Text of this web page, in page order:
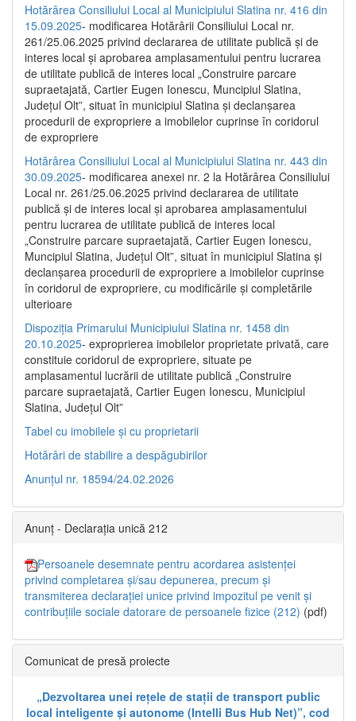
Hotărârea Consiliului Local al Municipiului Slatina nr. 416 din
15.09.2025- modificarea Hotărârii Consiliului Local nr.
261/25.06.2025 privind declararea de utilitate publică și de
interes local și aprobarea amplasamentului pentru lucrarea
de utilitate publică de interes local „Construire parcare
supraetajată, Cartier Eugen Ionescu, Muncipiul Slatina,
Județul Olt”, situat în municipiul Slatina și declanșarea
procedurii de expropriere a imobilelor cuprinse în coridorul
de expropriere
Hotărârea Consiliului Local al Municipiului Slatina nr. 443 din
30.09.2025- modificarea anexei nr. 2 la Hotărârea Consiliului
Local nr. 261/25.06.2025 privind declararea de utilitate
publică şi de interes local şi aprobarea amplasamentului
pentru lucrarea de utilitate publică de interes local
„Construire parcare supraetajată, Cartier Eugen Ionescu,
Muncipiul Slatina, Judeţul Olt”, situat în municipiul Slatina şi
declanşarea procedurii de expropriere a imobilelor cuprinse
în coridorul de expropriere, cu modificările şi completările
ulterioare
Dispoziția Primarului Municipiului Slatina nr. 1458 din
20.10.2025- exproprierea imobilelor proprietate privată, care
constituie coridorul de expropriere, situate pe
amplasamentul lucrării de utilitate publică „Construire
parcare supraetajată, Cartier Eugen Ionescu, Municipiul
Slatina, Județul Olt”
Tabel cu imobilele și cu proprietarii
Hotărâri de stabilire a despăgubirilor
Anunțul nr. 18594/24.02.2026
Anunț - Declarația unică 212
Persoanele desemnate pentru acordarea asistenței
privind completarea și/sau depunerea, precum și
transmiterea declarației unice privind impozitul pe venit și
contribuțiile sociale datorare de persoanele fizice (212) (pdf)
Comunicat de presă proiecte
„Dezvoltarea unei rețele de stații de transport public
local inteligente și autonome (Intelli Bus Hub Net)”, cod